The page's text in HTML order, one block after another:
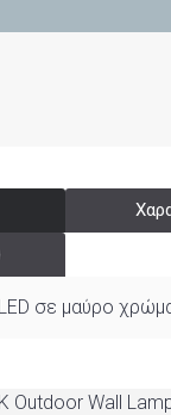
σε μαύρο
Outdoor Wall